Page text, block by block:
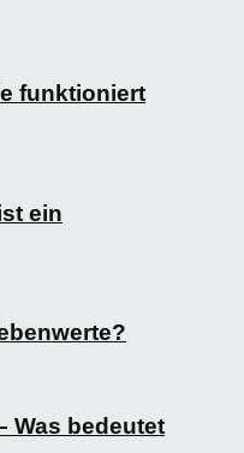
funktioniert
ein
Was bedeutet